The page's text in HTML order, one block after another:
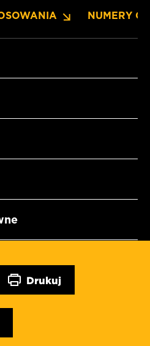
NUMERY OE
Drukuj